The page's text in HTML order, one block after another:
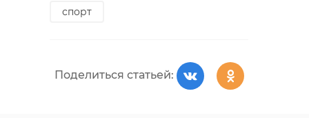
спорт
Поделиться статьей: